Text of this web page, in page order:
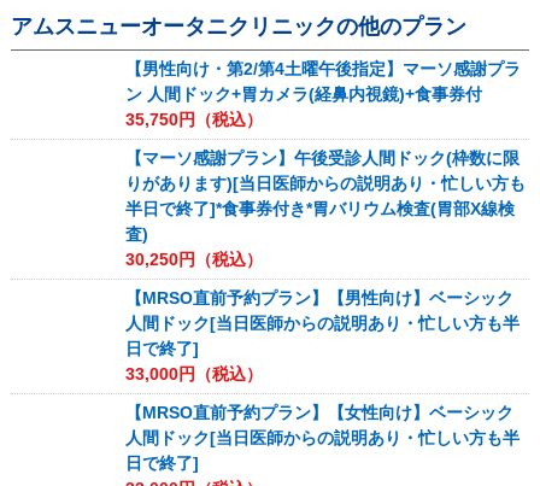
アムスニューオータニクリニックの他のプラン
【男性向け・第2/第4土曜午後指定】マーソ感謝プラ
ン 人間ドック+胃カメラ(経鼻内視鏡)+食事券付
35,750円（税込）
【マーソ感謝プラン】午後受診人間ドック(枠数に限
りがあります)[当日医師からの説明あり・忙しい方も
半日で終了]*食事券付き*胃バリウム検査(胃部X線検
査)
30,250円（税込）
【MRSO直前予約プラン】【男性向け】ベーシック
人間ドック[当日医師からの説明あり・忙しい方も半
日で終了]
33,000円（税込）
【MRSO直前予約プラン】【女性向け】ベーシック
人間ドック[当日医師からの説明あり・忙しい方も半
日で終了]